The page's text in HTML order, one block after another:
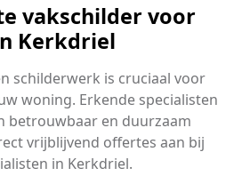
vakschilder voor
Kerkdriel
schilderwerk is cruciaal voor
woning. Erkende specialisten
betrouwbaar en duurzaam
vrijblijvend offertes aan bij
in Kerkdriel.